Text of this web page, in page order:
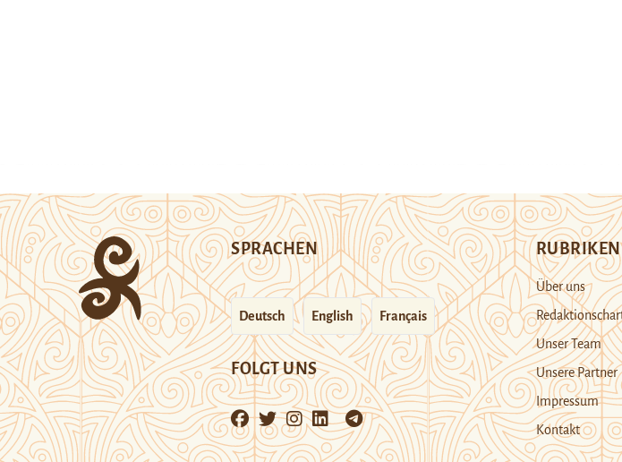
SPRACHEN
Deutsch English Français
FOLGT UNS
RUBRIKEN
Über uns
Unser Team
Unsere Partner
Impressum
Kontakt